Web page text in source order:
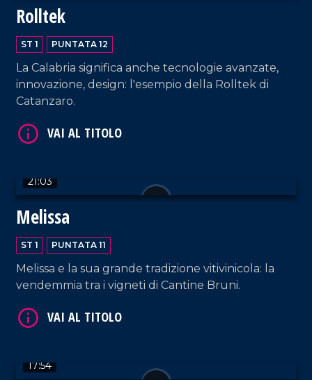
Rolltek
ST 1 PUNTATA 12
La Calabria significa anche tecnologie avanzate,
innovazione, design: l'esempio della Rolltek di
Catanzaro.
21:03
Melissa
ST 1 PUNTATA 11
Melissa e la sua grande tradizione vitivinicola: la
vendemmia tra i vigneti di Cantine Bruni.
17:54